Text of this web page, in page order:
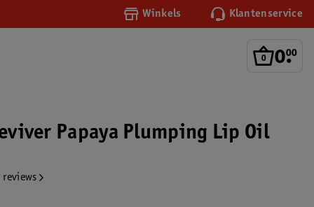
Winkels Klantenservice
0.
00
Papaya Plumping Lip Oil
reviews